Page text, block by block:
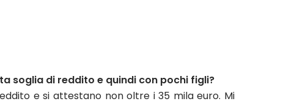
soglia di reddito e quindi con pochi figli?
e si attestano non oltre i 35 mila euro. Mi